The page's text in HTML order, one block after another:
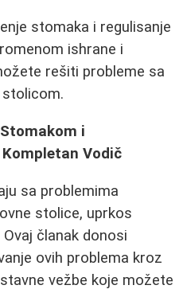
stomaka i regulisanje
ishrane i
rešiti probleme sa
i
Vodič
sa problemima
stolice, uprkos
članak donosi
ovih problema kroz
vežbe koje možete